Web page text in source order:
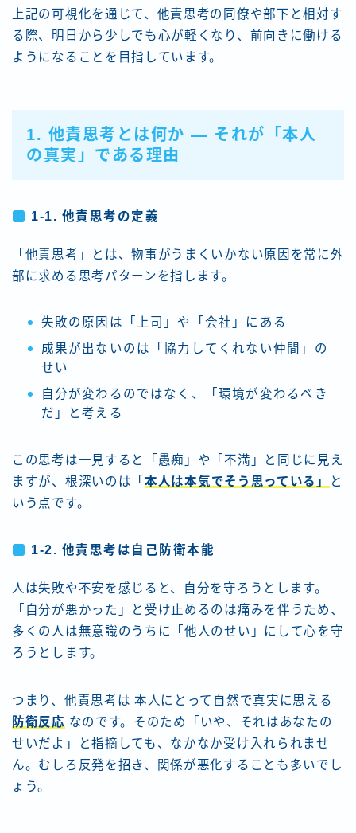
上記の可視化を通じて、他責思考の同僚や部下と相対す
る際、明日から少しでも心が軽くなり、前向きに働ける
ようになることを目指しています。
1. 他責思考とは何か ― それが「本人
の真実」である理由
1-1. 他責思考の定義
「他責思考」とは、物事がうまくいかない原因を常に外
部に求める思考パターンを指します。
失敗の原因は「上司」や「会社」にある
成果が出ないのは「協力してくれない仲間」の
せい
自分が変わるのではなく、「環境が変わるべき
だ」と考える
この思考は一見すると「愚痴」や「不満」と同じに見え
ますが、根深いのは「 本人は本気でそう思っている」
と
いう点です。
1-2. 他責思考は自己防衛本能
人は失敗や不安を感じると、自分を守ろうとします。
「自分が悪かった」と受け止めるのは痛みを伴うため、
多くの人は無意識のうちに「他人のせい」にして心を守
ろうとします。
つまり、他責思考は 本人にとって自然で真実に思える
防衛反応 なのです。そのため「いや、それはあなたの
せいだよ」と指摘しても、なかなか受け入れられませ
ん。むしろ反発を招き、関係が悪化することも多いでし
ょう。